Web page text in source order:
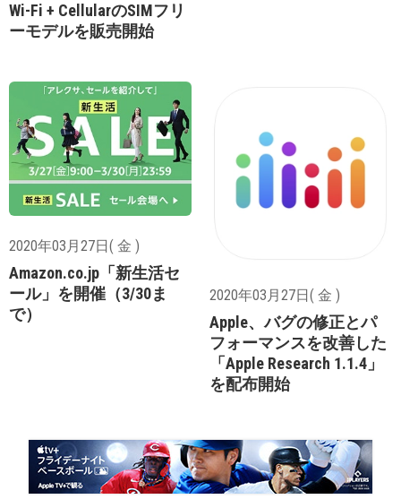
Wi-Fi + CellularのSIMフリ
ーモデルを販売開始
2020年03月27日( 金 )
Amazon.co.jp「新生活セ
ール」を開催（3/30ま
で）
2020年03月27日( 金 )
Apple、バグの修正とパ
フォーマンスを改善した
「Apple Research 1.1.4」
を配布開始